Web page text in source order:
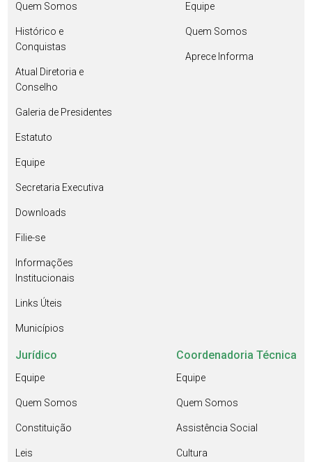
Quem Somos
Histórico e
Conquistas
Atual Diretoria e
Conselho
Galeria de Presidentes
Estatuto
Equipe
Secretaria Executiva
Downloads
Filie-se
Informações
Institucionais
Links Úteis
Municípios
Equipe
Quem Somos
Aprece Informa
Jurídico
Equipe
Quem Somos
Constituição
Leis
Coordenadoria Técnica
Equipe
Quem Somos
Assistência Social
Cultura